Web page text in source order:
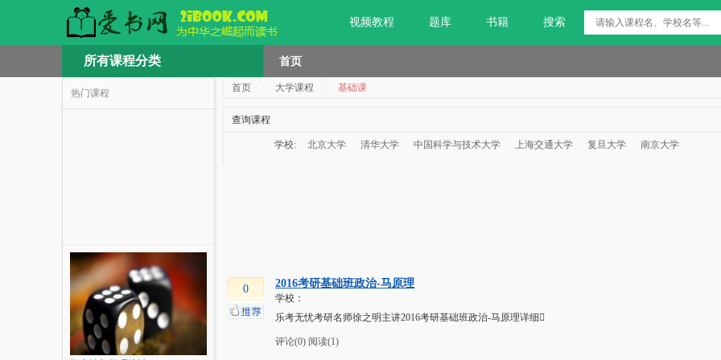
视频教程 题库 书籍 搜索
所有课程分类 首页
热门课程 首页 大学课程 基础课
查询课程
学校: 北京大学 清华大学 中国科学与技术大学 上海交通大学 复旦大学 南京大学
0 2016考研基础班政治-马原理
学校：
乐考无忧考研名师徐之明主讲2016考研基础班政治-马原理详细
评论(0) 阅读(1)